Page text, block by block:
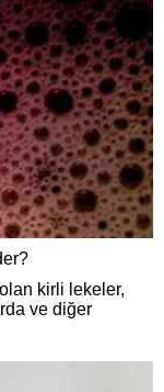
kirli lekeler,
ve diğer